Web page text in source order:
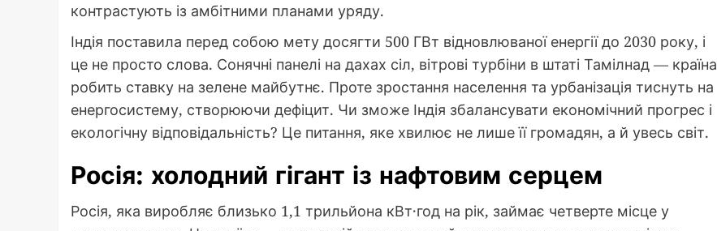
контрастують із амбітними планами уряду.
Індія поставила перед собою мету досягти 500 ГВт відновлюваної енергії до 2030 року, і
це не просто слова. Сонячні панелі на дахах сіл, вітрові турбіни в штаті Тамілнад — країна
робить ставку на зелене майбутнє. Проте зростання населення та урбанізація тиснуть на
енергосистему, створюючи дефіцит. Чи зможе Індія збалансувати економічний прогрес і
екологічну відповідальність? Це питання, яке хвилює не лише її громадян, а й увесь світ.
Росія: холодний гігант із нафтовим серцем
Росія, яка виробляє близько 1,1 трильйона кВт·год на рік, займає четверте місце у